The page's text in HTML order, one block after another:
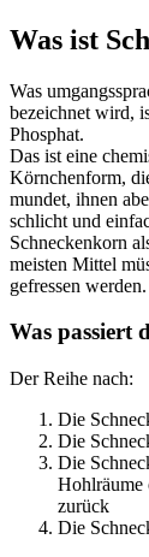
Was ist
Was
bezeichnet wird,
Phosphat.
Das ist eine
Körnchenform,
mundet, ihnen
schlicht und
Schneckenkorn
meisten Mittel
gefressen werden.
Was passiert
Der Reihe nach:
Die
Die
Die
Hohlräume
zurück
Die